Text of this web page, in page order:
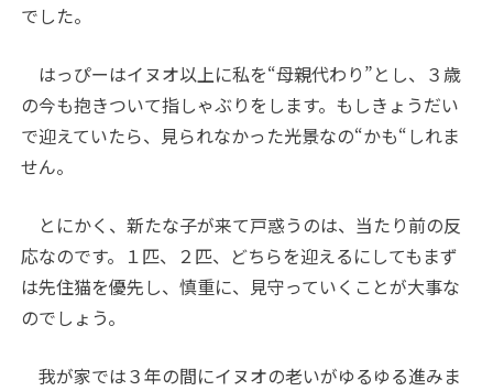
でした。
はっぴーはイヌオ以上に私を“母親代わり”とし、３歳
の今も抱きついて指しゃぶりをします。もしきょうだい
で迎えていたら、見られなかった光景なの“かも“しれま
せん。
とにかく、新たな子が来て戸惑うのは、当たり前の反
応なのです。１匹、２匹、どちらを迎えるにしてもまず
は先住猫を優先し、慎重に、見守っていくことが大事な
のでしょう。
我が家では３年の間にイヌオの老いがゆるゆる進みま